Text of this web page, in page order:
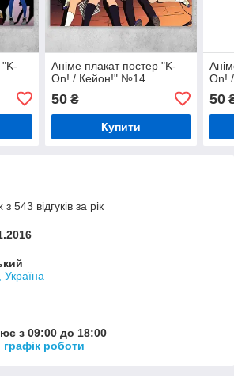
"K-
Аніме плакат постер "K-
On! / Кейон!" №14
50₴
Купити
On!
50
543 відгуків за рік
з 09:00 до 18:00
роботи